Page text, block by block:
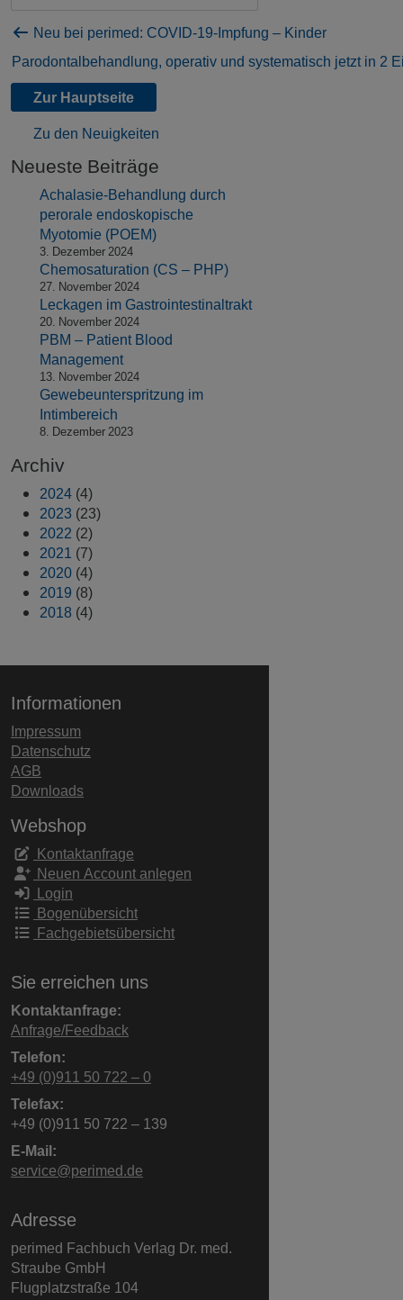
Neu bei perimed: COVID-19-Impfung – Kinder
Parodontalbehandlung, operativ und systematisch jetzt in 2
Zur Hauptseite
Zu den Neuigkeiten
Neueste Beiträge
Achalasie-Behandlung durch
perorale endoskopische
Myotomie (POEM)
3. Dezember 2024
Chemosaturation (CS – PHP)
27. November 2024
Leckagen im Gastrointestinaltrakt
20. November 2024
PBM – Patient Blood
Management
13. November 2024
Gewebeunterspritzung im
Intimbereich
8. Dezember 2023
Archiv
2024 (4)
2023 (23)
2022 (2)
2021 (7)
2020 (4)
2019 (8)
2018 (4)
Informationen
Impressum
Datenschutz
AGB
Downloads
Webshop
Kontaktanfrage
Neuen Account anlegen
Login
Bogenübersicht
Fachgebietsübersicht
Sie erreichen uns
Kontaktanfrage:
Anfrage/Feedback
Telefon:
+49 (0)911 50 722 – 0
Telefax:
+49 (0)911 50 722 – 139
E-Mail:
service@perimed.de
Adresse
perimed Fachbuch Verlag Dr. med.
Straube GmbH
Flugplatzstraße 104